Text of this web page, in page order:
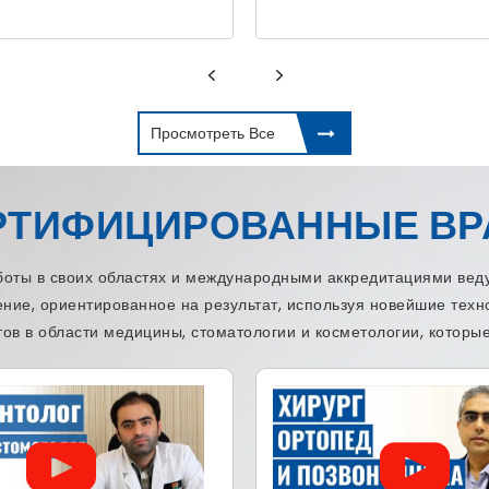
Просмотреть Все
в своих областях и международными аккредитациями
ориентированное на результат, используя новейшие
в области медицины, стоматологии и косметологии,